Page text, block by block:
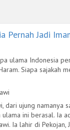
Pernah Jadi
ulama Indonesia
Siapa sajakah
dari ujung namanya
ini berasal. Ia
Ia lahir di Pekojan,